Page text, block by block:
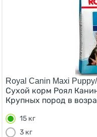
Royal Canin Maxi Puppy/
Сухой корм Роял
Крупных пород в
15 кг
3 кг